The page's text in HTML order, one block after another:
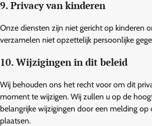
9. Privacy van kinderen
Onze diensten zijn niet gericht op kinderen
verzamelen niet opzettelijk persoonlijke
10. Wijzigingen in dit beleid
Wij behouden ons het recht voor om dit
moment te wijzigen. Wij zullen u op de
belangrijke wijzigingen door een melding op
plaatsen.